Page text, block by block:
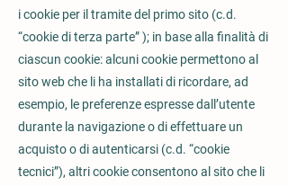
i cookie per il tramite del primo sito (c.d.
“cookie di terza parte” ); in base alla finalità di
ciascun cookie: alcuni cookie permettono al
sito web che li ha installati di ricordare, ad
esempio, le preferenze espresse dall’utente
durante la navigazione o di effettuare un
acquisto o di autenticarsi (c.d. “cookie
tecnici”), altri cookie consentono al sito che li